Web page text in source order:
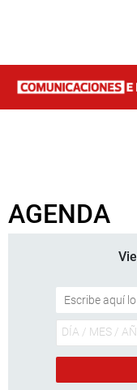
AGENDA